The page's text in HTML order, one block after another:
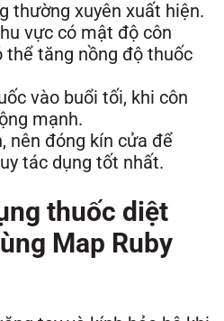
thường xuyên xuất hiện.
vực có mật độ côn
thể tăng nồng độ thuốc
vào buổi tối, khi côn
mạnh.
nên đóng kín cửa để
tác dụng tốt nhất.
thuốc diệt
Map Ruby